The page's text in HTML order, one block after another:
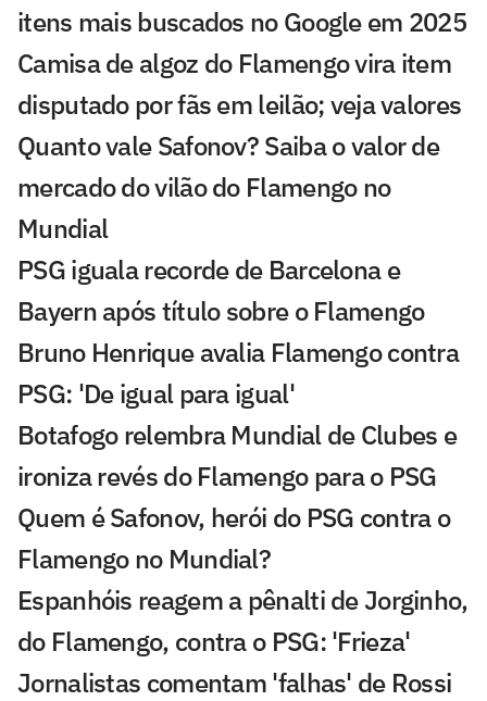
itens mais buscados no Google em 2025
Camisa de algoz do Flamengo vira item
disputado por fãs em leilão; veja valores
Quanto vale Safonov? Saiba o valor de
mercado do vilão do Flamengo no
Mundial
PSG iguala recorde de Barcelona e
Bayern após título sobre o Flamengo
Bruno Henrique avalia Flamengo contra
PSG: 'De igual para igual'
Botafogo relembra Mundial de Clubes e
ironiza revés do Flamengo para o PSG
Quem é Safonov, herói do PSG contra o
Flamengo no Mundial?
Espanhóis reagem a pênalti de Jorginho,
do Flamengo, contra o PSG: 'Frieza'
Jornalistas comentam 'falhas' de Rossi